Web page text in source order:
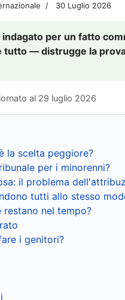
30 Luglio 2026
per un fatto
— distrugge la
al 29 luglio 2026
la scelta peggiore?
per i minorenni?
il problema
tutti allo stesso
restano nel tempo?
i genitori?